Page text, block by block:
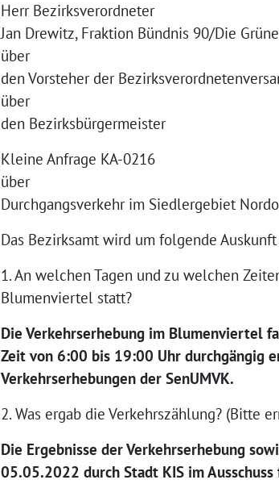
Herr Bezirksverordneter
Jan Drewitz, Fraktion Bündnis 90/Die
über
den Vorsteher der
über
den Bezirksbürgermeister
Kleine Anfrage KA-0216
über
Durchgangsverkehr im Siedlergebiet
Das Bezirksamt wird um folgende
1. An welchen Tagen und zu welchen
Blumenviertel statt?
Die Verkehrserhebung im Blumenviertel
Zeit von 6:00 bis 19:00 Uhr durchgängig
Verkehrserhebungen der SenUMVK.
2. Was ergab die Verkehrszählung? (Bitte
Die Ergebnisse der Verkehrserhebung
05.05.2022 durch Stadt KIS im